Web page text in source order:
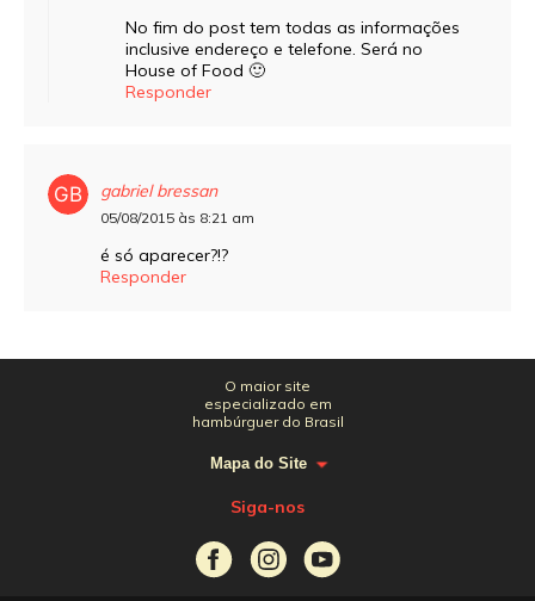
No fim do post tem todas as informações
inclusive endereço e telefone. Será no
House of Food 🙂
Responder
gabriel bressan
05/08/2015 às 8:21 am
é só aparecer?!?
Responder
O maior site
especializado em
hambúrguer do Brasil
Mapa do Site
Siga-nos